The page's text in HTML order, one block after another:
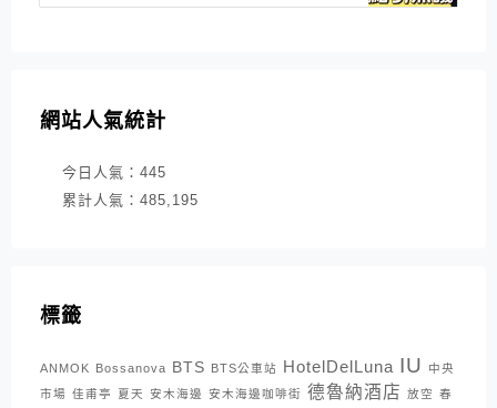
網站人氣統計
今日人氣： 445
累計人氣： 485,195
標籤
ANMOK Bossanova BTS BTS公車站 HotelDelLuna IU
中央
市場 佳甫亭 夏天 安木海邊 安木海邊咖啡街 德魯納酒店 放空 春